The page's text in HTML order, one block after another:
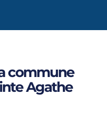
commune
Agathe